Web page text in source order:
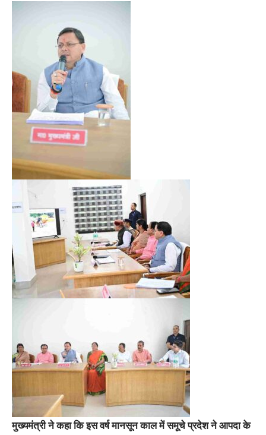
मुख्यमंत्री ने कहा कि इस वर्ष मानसून काल में समूचे प्रदेश ने आपदा के